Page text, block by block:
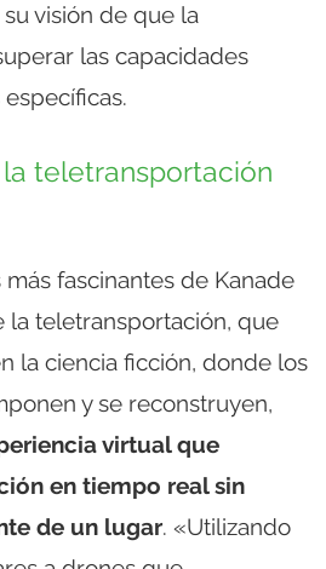
visión de que la
las capacidades
teletransportación
fascinantes de Kanade
la teletransportación, que
la ciencia ficción, donde los
y se reconstruyen,
virtual que
en tiempo real sin
de un lugar. «Utilizando